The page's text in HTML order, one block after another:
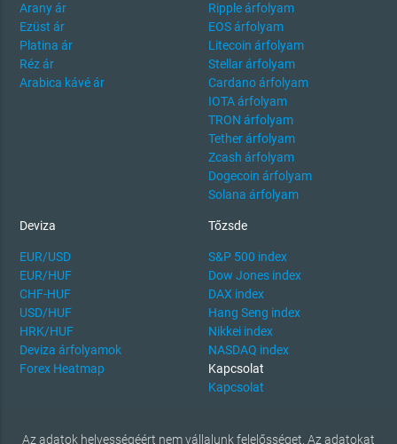
Arany ár
Ezüst ár
Platina ár
Réz ár
Arabica kávé ár
Ripple árfolyam
EOS árfolyam
Litecoin árfolyam
Stellar árfolyam
Cardano árfolyam
IOTA árfolyam
TRON árfolyam
Tether árfolyam
Zcash árfolyam
Dogecoin árfolyam
Solana árfolyam
Deviza
EUR/USD
EUR/HUF
CHF-HUF
USD/HUF
HRK/HUF
Deviza árfolyamok
Forex Heatmap
Tőzsde
S&P 500 index
Dow Jones index
DAX index
Hang Seng index
Nikkei index
NASDAQ index
Kapcsolat
Kapcsolat
Az adatok helyességéért nem vállalunk felelősséget. Az adatokat